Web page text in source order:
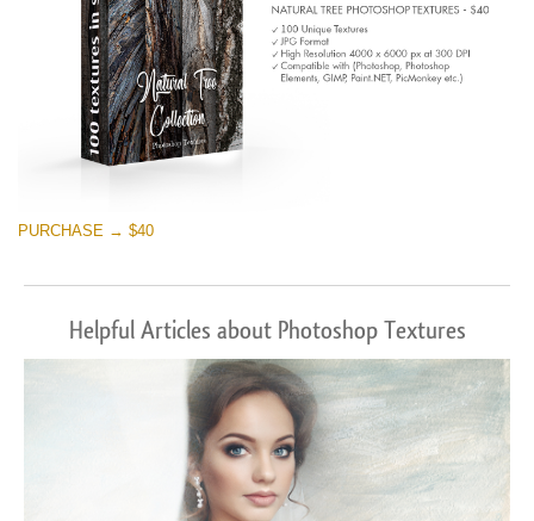
PURCHASE → $40
Helpful Articles about Photoshop Textures